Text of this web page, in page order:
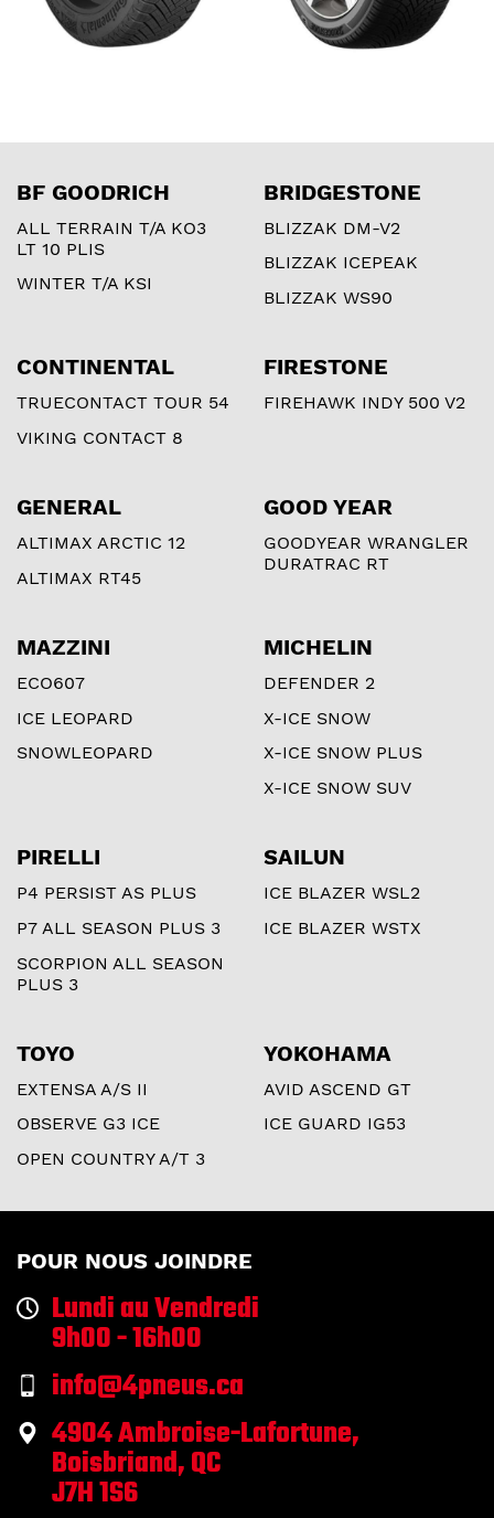
BF GOODRICH
ALL TERRAIN T/A KO3
LT 10 PLIS
WINTER T/A KSI
BRIDGESTONE
BLIZZAK DM-V2
BLIZZAK ICEPEAK
BLIZZAK WS90
CONTINENTAL
TRUECONTACT TOUR 54
VIKING CONTACT 8
FIRESTONE
FIREHAWK INDY 500 V2
GENERAL
ALTIMAX ARCTIC 12
ALTIMAX RT45
GOOD YEAR
GOODYEAR WRANGLER
DURATRAC RT
MAZZINI
ECO607
ICE LEOPARD
SNOWLEOPARD
MICHELIN
DEFENDER 2
X-ICE SNOW
X-ICE SNOW PLUS
X-ICE SNOW SUV
PIRELLI
P4 PERSIST AS PLUS
P7 ALL SEASON PLUS 3
SCORPION ALL SEASON
PLUS 3
SAILUN
ICE BLAZER WSL2
ICE BLAZER WSTX
TOYO
EXTENSA A/S II
OBSERVE G3 ICE
OPEN COUNTRY A/T 3
YOKOHAMA
AVID ASCEND GT
ICE GUARD IG53
POUR NOUS JOINDRE
Lundi au Vendredi
9h00 - 16h00
info@4pneus.ca
4904 Ambroise-Lafortune,
Boisbriand, QC
J7H 1S6